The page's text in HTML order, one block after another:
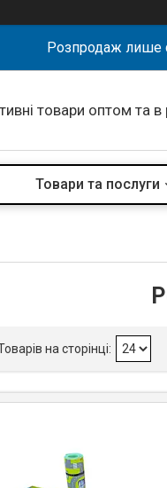
Розпродаж лише
товари оптом та в
Товари та послуги